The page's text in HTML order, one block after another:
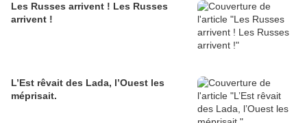
Les Russes arrivent ! Les Russes
arrivent !
L’Est rêvait des Lada, l’Ouest les
méprisait.